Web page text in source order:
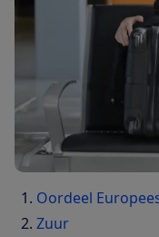
Oordeel
Zuur